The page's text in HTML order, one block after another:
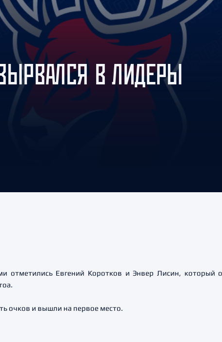
Амур
Барыс
Салават Юлаев
Сибирь
В ЛИДЕРЫ
отметились Евгений Коротков и Энвер Лисин, который
очков и вышли на первое место.